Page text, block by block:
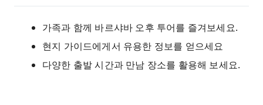
가족과 함께 바르샤바 오후 투어를 즐겨보세요.
현지 가이드에게서 유용한 정보를 얻으세요
다양한 출발 시간과 만남 장소를 활용해 보세요.